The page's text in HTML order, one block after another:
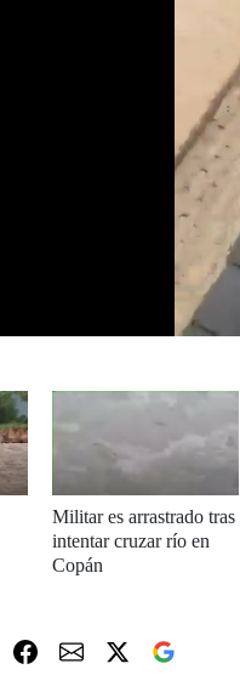
Militar es arrastrado tras
intentar cruzar río en
Copán